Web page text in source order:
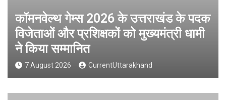
कॉमनवेल्थ गेम्स 2026 के उत्तराखंड के पदक
विजेताओं और प्रशिक्षकों को मुख्यमंत्री धामी
ने किया सम्मानित
7 August 2026 CurrentUttarakhand